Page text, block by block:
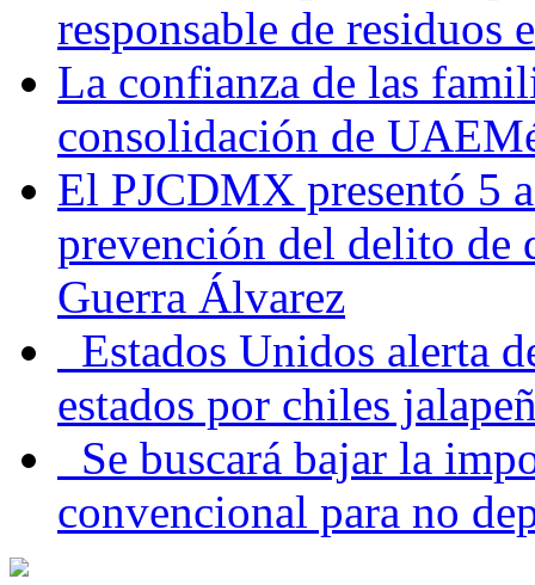
responsable de residuos
La confianza de las
consolidación de
El PJCDMX presentó 5
prevención del delito de
Guerra Álvarez
Estados Unidos alerta
estados por chiles
Se buscará bajar la
convencional para no